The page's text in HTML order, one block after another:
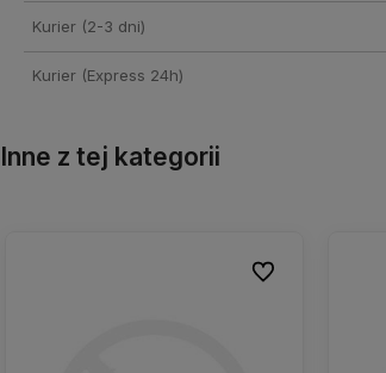
Kurier (2-3 dni)
Kurier (Express 24h)
Inne z tej kategorii
Do ulubionych
Do ulubionych